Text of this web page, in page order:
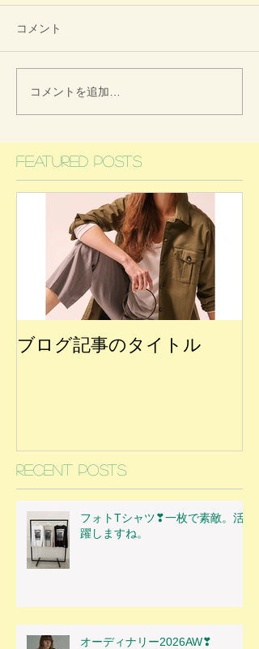
コメント
コメントを追加…
Featured Posts
ブログ記事のタイトル
Recent Posts
フォトTシャツ❣一枚で素敵。活
躍しますね。
オーディナリー2026AW❣